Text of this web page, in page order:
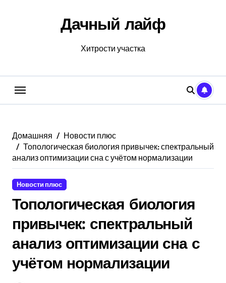
Дачный лайф
Хитрости участка
Домашняя
Новости плюс
Топологическая биология привычек: спектральный
анализ оптимизации сна с учётом нормализации
Новости плюс
Топологическая биология
привычек: спектральный
анализ оптимизации сна с
учётом нормализации